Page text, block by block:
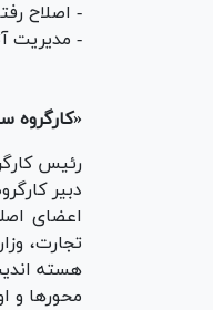
- اصلاح
- مدیریت
«کارگروه
رئیس
دبیر
اعضای
تجارت،
هسته
محور‌ها و